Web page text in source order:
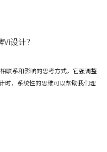
设计？
联系和影响的思考方式，它强调整
时，系统性的思维可以帮助我们理
方法中需要建立VI设计的整体框